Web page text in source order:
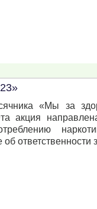
«Мы за
акция
ответственности